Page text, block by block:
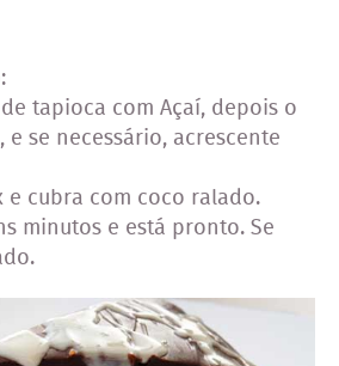
tapioca com Açaí, depois o
se necessário, acrescente
e cubra com coco ralado.
minutos e está pronto. Se